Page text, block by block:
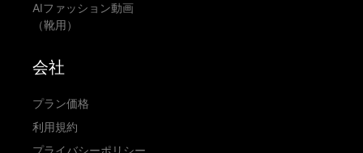
AIファッション動画
（靴用）
会社
プラン価格
利用規約